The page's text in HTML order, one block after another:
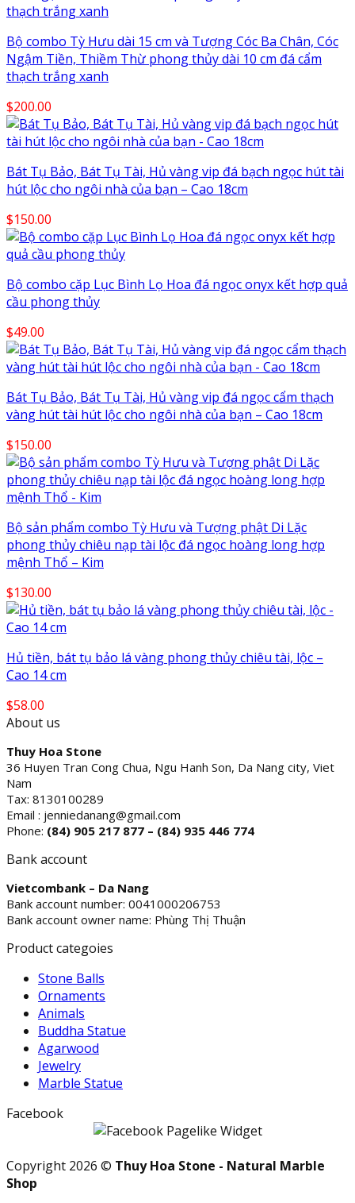
Bộ combo Tỳ Hưu dài 15 cm và Tượng Cóc Ba Chân, Cóc
Ngậm Tiền, Thiềm Thừ phong thủy dài 10 cm đá cẩm
thạch trắng xanh
$200.00
Bát Tụ Bảo, Bát Tụ Tài, Hủ vàng vip đá bạch ngọc hút tài
hút lộc cho ngôi nhà của bạn – Cao 18cm
$150.00
Bộ combo cặp Lục Bình Lọ Hoa đá ngọc onyx kết hợp quả
cầu phong thủy
$49.00
Bát Tụ Bảo, Bát Tụ Tài, Hủ vàng vip đá ngọc cẩm thạch
vàng hút tài hút lộc cho ngôi nhà của bạn – Cao 18cm
$150.00
Bộ sản phẩm combo Tỳ Hưu và Tượng phật Di Lặc
phong thủy chiêu nạp tài lộc đá ngọc hoàng long hợp
mệnh Thổ – Kim
$130.00
Hủ tiền, bát tụ bảo lá vàng phong thủy chiêu tài, lộc –
Cao 14 cm
$58.00
About us
Thuy Hoa Stone
36 Huyen Tran Cong Chua, Ngu Hanh Son, Da Nang city, Viet
Nam
Tax: 8130100289
Email : jenniedanang@gmail.com
Phone: (84) 905 217 877 – (84) 935 446 774
Bank account
Vietcombank – Da Nang
Bank account number: 0041000206753
Bank account owner name: Phùng Thị Thuận
Product categoies
Stone Balls
Ornaments
Animals
Buddha Statue
Agarwood
Jewelry
Marble Statue
Facebook
Copyright 2026 © Thuy Hoa Stone - Natural Marble
Shop